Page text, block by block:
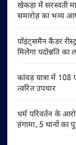
खेकड़ा में सरस्वती
समारोह का भव्य
पॉइंट्समैन कैडर
मिलेगा पदोन्नति का
कांवड़ यात्रा में
त्वरित उपचार
धर्म परिवर्तन के
हंगामा, 5 थानों का